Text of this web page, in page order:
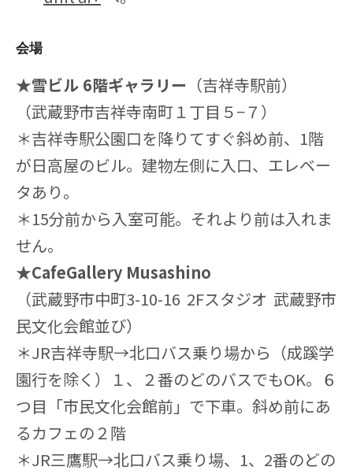
会場
★雪ビル 6階ギャラリー （吉祥寺駅前）
（武蔵野市吉祥寺南町１丁目５−７）
＊吉祥寺駅公園口を降りてすぐ斜め前、1階
が日高屋のビル。建物左側に入口、エレベー
タあり。
＊15分前から入室可能。それより前は入れま
せん。
★CafeGallery Musashino
（武蔵野市中町3-10-16 2Fスタジオ 武蔵野市
民文化会館並び）
＊JR吉祥寺駅→北口バス乗り場から（成蹊学
園行を除く）１、２番のどのバスでもOK。６
つ目「市民文化会館前」で下車。斜め前にあ
るカフェの２階
＊JR三鷹駅→北口バス乗り場、1、2番のどの